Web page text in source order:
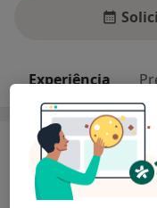
Experiência
Experiência
A minha filosofia
perfeccionista e